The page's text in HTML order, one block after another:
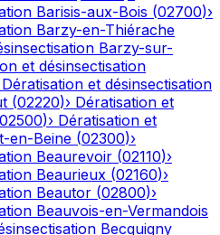
Barisis-aux-Bois (02700)›
Barzy-en-Thiérache
Barzy-sur-
et désinsectisation
Dératisation et désinsectisation
(02220)› Dératisation et
02500)› Dératisation et
en-Beine (02300)›
Beaurevoir (02110)›
Beaurieux (02160)›
Beautor (02800)›
Beauvois-en-Vermandois
Becquigny